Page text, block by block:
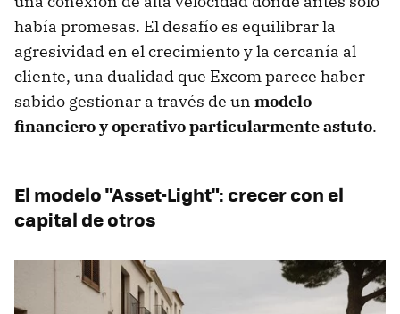
había promesas. El desafío es equilibrar la
agresividad en el crecimiento y la cercanía al
cliente, una dualidad que Excom parece haber
sabido gestionar a través de un modelo
financiero y operativo particularmente astuto.
El modelo "Asset-Light": crecer con el
capital de otros